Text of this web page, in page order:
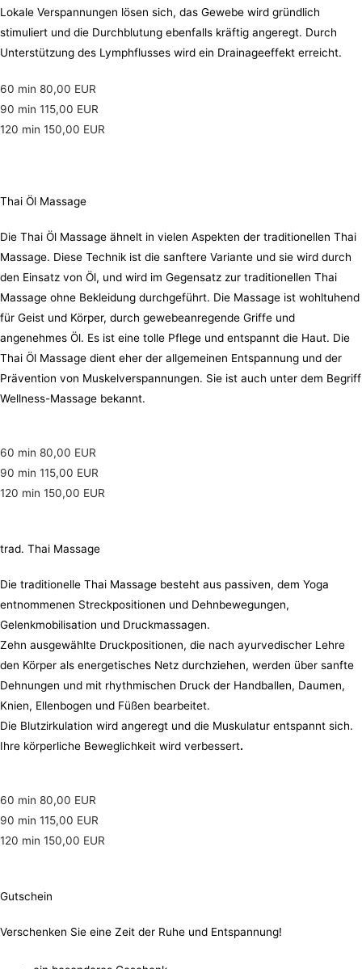
Lokale Verspannungen lösen sich, das Gewebe wird gründlich
stimuliert und die Durchblutung ebenfalls kräftig angeregt. Durch
Unterstützung des Lymphflusses wird ein Drainageeffekt erreicht.
60 min 80,00 EUR
90 min 115,00 EUR
120 min 150,00 EUR
Thai Öl Massage
Die Thai Öl Massage ähnelt in vielen Aspekten der traditionellen Thai
Massage. Diese Technik ist die sanftere Variante und sie wird durch
den Einsatz von Öl, und wird im Gegensatz zur traditionellen Thai
Massage ohne Bekleidung durchgeführt. Die Massage ist wohltuhend
für Geist und Körper, durch gewebeanregende Griffe und
angenehmes Öl. Es ist eine tolle Pflege und entspannt die Haut. Die
Thai Öl Massage dient eher der allgemeinen Entspannung und der
Prävention von Muskelverspannungen. Sie ist auch unter dem Begriff
Wellness-Massage bekannt.
60 min 80,00 EUR
90 min 115,00 EUR
120 min 150,00 EUR
trad. Thai Massage
Die traditionelle Thai Massage besteht aus passiven, dem Yoga
entnommenen Streckpositionen und Dehnbewegungen,
Gelenkmobilisation und Druckmassagen.
Zehn ausgewählte Druckpositionen, die nach ayurvedischer Lehre
den Körper als energetisches Netz durchziehen, werden über sanfte
Dehnungen und mit rhythmischen Druck der Handballen, Daumen,
Knien, Ellenbogen und Füßen bearbeitet.
Die Blutzirkulation wird angeregt und die Muskulatur entspannt sich.
Ihre körperliche Beweglichkeit wird verbessert.
60 min 80,00 EUR
90 min 115,00 EUR
120 min 150,00 EUR
Gutschein
Verschenken Sie eine Zeit der Ruhe und Entspannung!